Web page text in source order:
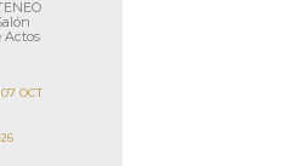
Actos
07 OCT